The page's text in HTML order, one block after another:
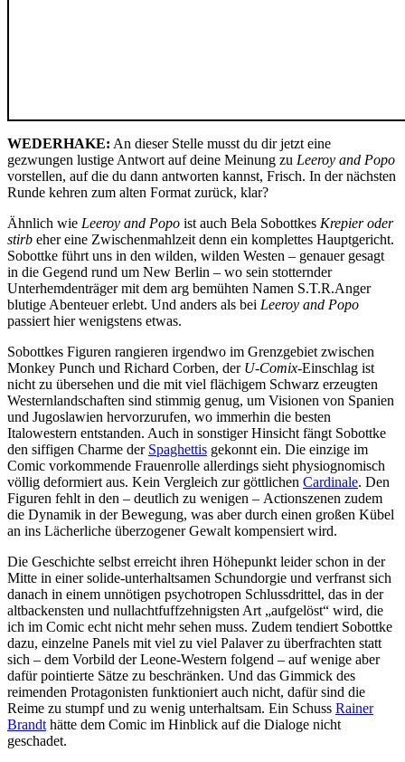
WEDERHAKE: An dieser Stelle musst du dir jetzt eine
gezwungen lustige Antwort auf deine Meinung zu Leeroy and Popo
vorstellen, auf die du dann antworten kannst, Frisch. In der nächsten
Runde kehren zum alten Format zurück, klar?
Ähnlich wie Leeroy and Popo ist auch Bela Sobottkes Krepier oder
stirb eher eine Zwischenmahlzeit denn ein komplettes Hauptgericht.
Sobottke führt uns in den wilden, wilden Westen – genauer gesagt
in die Gegend rund um New Berlin – wo sein stotternder
Unterhemdenträger mit dem arg bemühten Namen S.T.R.Anger
blutige Abenteuer erlebt. Und anders als bei Leeroy and Popo
passiert hier wenigstens etwas.
Sobottkes Figuren rangieren irgendwo im Grenzgebiet zwischen
Monkey Punch und Richard Corben, der U-Comix-Einschlag ist
nicht zu übersehen und die mit viel flächigem Schwarz erzeugten
Westernlandschaften sind stimmig genug, um Visionen von Spanien
und Jugoslawien hervorzurufen, wo immerhin die besten
Italowestern entstanden. Auch in sonstiger Hinsicht fängt Sobottke
den siffigen Charme der Spaghettis gekonnt ein. Die einzige im
Comic vorkommende Frauenrolle allerdings sieht physiognomisch
völlig deformiert aus. Kein Vergleich zur göttlichen Cardinale. Den
Figuren fehlt in den – deutlich zu wenigen – Actionszenen zudem
die Dynamik in der Bewegung, was aber durch einen großen Kübel
an ins Lächerliche überzogener Gewalt kompensiert wird.
Die Geschichte selbst erreicht ihren Höhepunkt leider schon in der
Mitte in einer solide-unterhaltsamen Schundorgie und verfranst sich
danach in einem unnötigen psychotropen Schlussdrittel, das in der
altbackensten und nullachtfuffzehnigsten Art „aufgelöst“ wird, die
ich im Comic echt nicht mehr sehen muss. Zudem tendiert Sobottke
dazu, einzelne Panels mit viel zu viel Palaver zu überfrachten statt
sich – dem Vorbild der Leone-Western folgend – auf wenige aber
dafür pointierte Sätze zu beschränken. Und das Gimmick des
reimenden Protagonisten funktioniert auch nicht, dafür sind die
Reime zu stumpf und zu wenig unterhaltsam. Ein Schuss Rainer
Brandt hätte dem Comic im Hinblick auf die Dialoge nicht
geschadet.